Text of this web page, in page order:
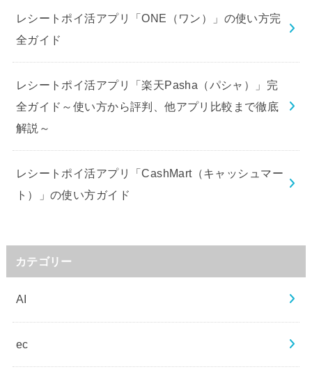
レシートポイ活アプリ「ONE（ワン）」の使い方完
全ガイド
レシートポイ活アプリ「楽天Pasha（パシャ）」完
全ガイド～使い方から評判、他アプリ比較まで徹底
解説～
レシートポイ活アプリ「CashMart（キャッシュマー
ト）」の使い方ガイド
カテゴリー
AI
ec